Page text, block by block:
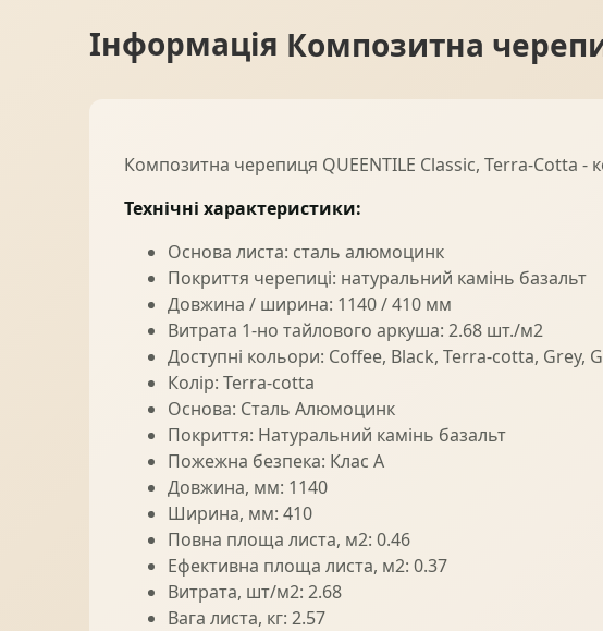
Інформація Композитна
Композитна черепиця QUEENTILE Classic, Terra-Cotta -
Технічні характеристики:
Основа листа: сталь алюмоцинк
Покриття черепиці: натуральний камінь базальт
Довжина / ширина: 1140 / 410 мм
Витрата 1-но тайлового аркуша: 2.68 шт./м2
Доступні кольори: Coffee, Black, Terra-cotta, Grey,
Колір: Terra-cotta
Основа: Сталь Алюмоцинк
Покриття: Натуральний камінь базальт
Пожежна безпека: Клас А
Довжина, мм: 1140
Ширина, мм: 410
Повна площа листа, м2: 0.46
Ефективна площа листа, м2: 0.37
Витрата, шт/м2: 2.68
Вага листа, кг: 2.57